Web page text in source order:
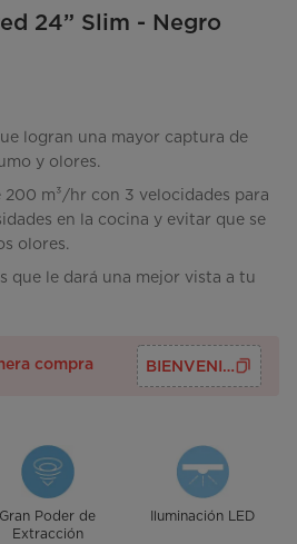
24” Slim - Negro
logran una mayor captura de
y olores.
200 m³/hr con 3 velocidades para
en la cocina y evitar que se
olores.
que le dará una mejor vista a tu
compra BIENVENID@S
Gran Poder de
Extracción
Iluminación LED